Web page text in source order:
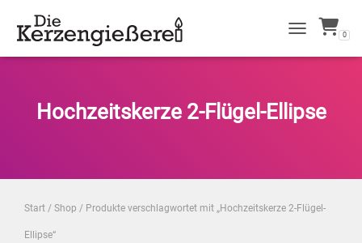
NAVIGATION
0
Hochzeitskerze 2-Flügel-Ellipse
Start / Shop / Produkte verschlagwortet mit „Hochzeitskerze 2-Flügel-
Ellipse“